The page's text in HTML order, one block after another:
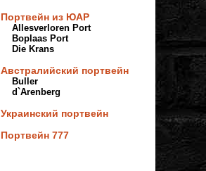
Портвейн из ЮАР
Allesverloren Port
Boplaas Port
Die Krans
Австралийский портвейн
Buller
d`Arenberg
Украинский портвейн
Портвейн 777